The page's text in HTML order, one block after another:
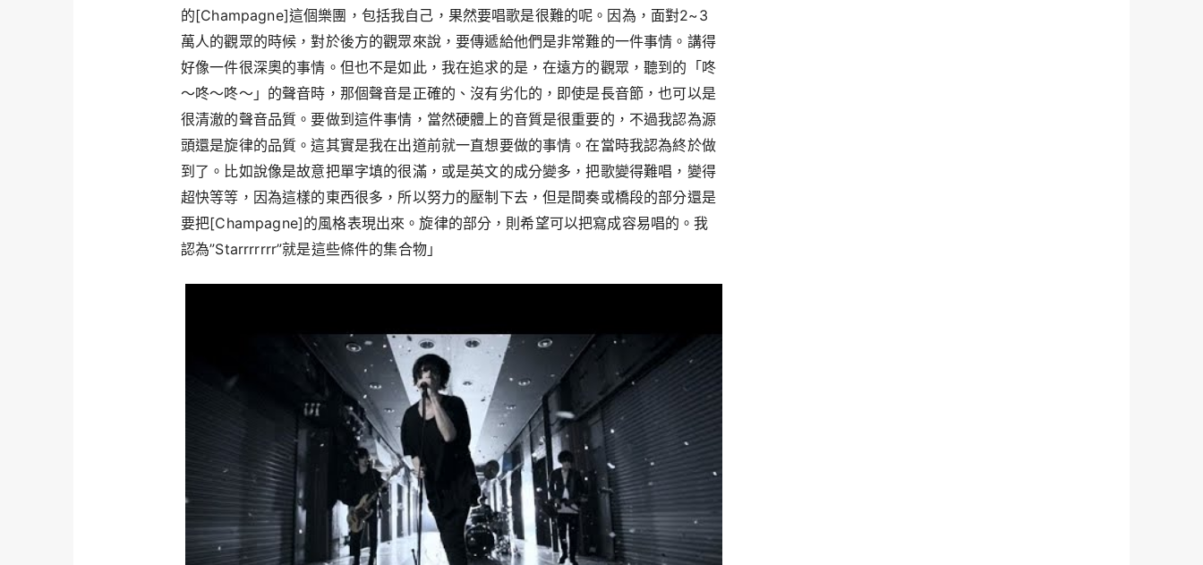
的[Champagne]這個樂團，包括我自己，果然要唱歌是很難的呢。因為，面對2~3
萬人的觀眾的時候，對於後方的觀眾來說，要傳遞給他們是非常難的一件事情。講得
好像一件很深奧的事情。但也不是如此，我在追求的是，在遠方的觀眾，聽到的「咚
～咚～咚～」的聲音時，那個聲音是正確的、沒有劣化的，即使是長音節，也可以是
很清澈的聲音品質。要做到這件事情，當然硬體上的音質是很重要的，不過我認為源
頭還是旋律的品質。這其實是我在出道前就一直想要做的事情。在當時我認為終於做
到了。比如說像是故意把單字填的很滿，或是英文的成分變多，把歌變得難唱，變得
超快等等，因為這樣的東西很多，所以努力的壓制下去，但是間奏或橋段的部分還是
要把[Champagne]的風格表現出來。旋律的部分，則希望可以把寫成容易唱的。我
認為”Starrrrrrr”就是這些條件的集合物」